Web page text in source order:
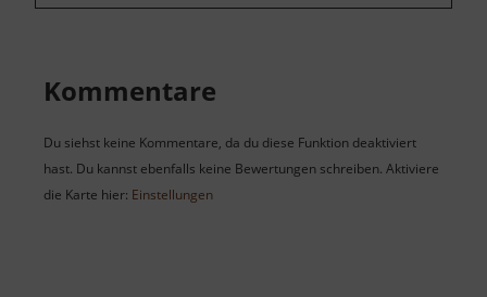
Kommentare
Du siehst keine Kommentare, da du diese Funktion deaktiviert
hast. Du kannst ebenfalls keine Bewertungen schreiben. Aktiviere
die Karte hier: Einstellungen